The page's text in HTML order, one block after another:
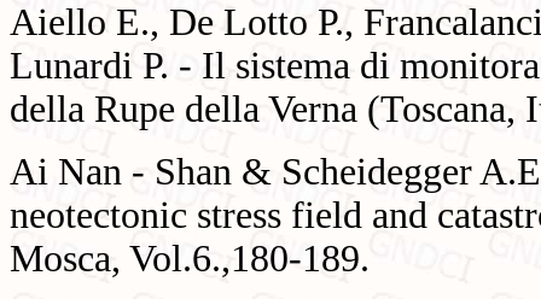
Aiello E., De Lotto P.,
Lunardi P. - Il sistema di
della Rupe della Verna
Ai Nan - Shan & Scheidegger
neotectonic stress field and
Mosca, Vol.6.,180-189.